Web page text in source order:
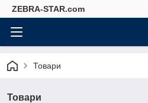
ZEBRA-STAR.com
Товари
Товари